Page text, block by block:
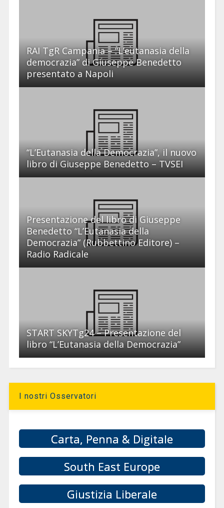
RAI TgR Campania – “L’eutanasia della
democrazia” di Giuseppe Benedetto
presentato a Napoli
“L’Eutanasia della Democrazia”, il nuovo
libro di Giuseppe Benedetto – TVSEI
Presentazione del libro di Giuseppe
Benedetto “L’Eutanasia della
Democrazia” (Rubbettino Editore) –
Radio Radicale
START SKYTg24 – Presentazione del
libro “L’Eutanasia della Democrazia”
I nostri Osservatori
Carta, Penna & Digitale
South East Europe
Giustizia Liberale